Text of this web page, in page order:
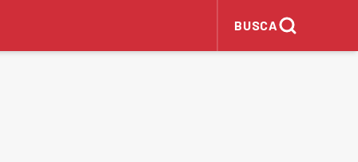
BUSCA